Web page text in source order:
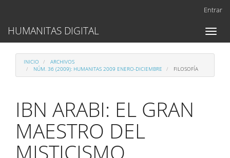
Contenido
principal
lateral
Entrar
Toggle
HUMANITAS DIGITAL
INICIO
ARCHIVOS
NÚM. 36 (2009): HUMANITAS 2009 ENERO-DICIEMBRE
FILOSOFÍA
IBN ARABI: EL GRAN
MAESTRO DEL
MISTICISMO